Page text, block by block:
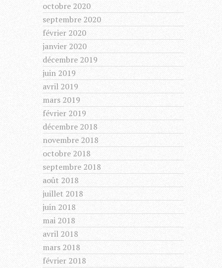
octobre 2020
septembre 2020
février 2020
janvier 2020
décembre 2019
juin 2019
avril 2019
mars 2019
février 2019
décembre 2018
novembre 2018
octobre 2018
septembre 2018
août 2018
juillet 2018
juin 2018
mai 2018
avril 2018
mars 2018
février 2018